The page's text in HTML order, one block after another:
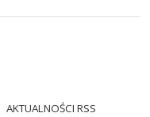
AKTUALNOŚCI RSS